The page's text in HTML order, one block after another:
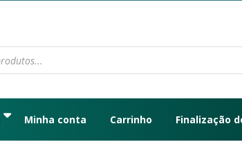
Minha conta Carrinho Finalização